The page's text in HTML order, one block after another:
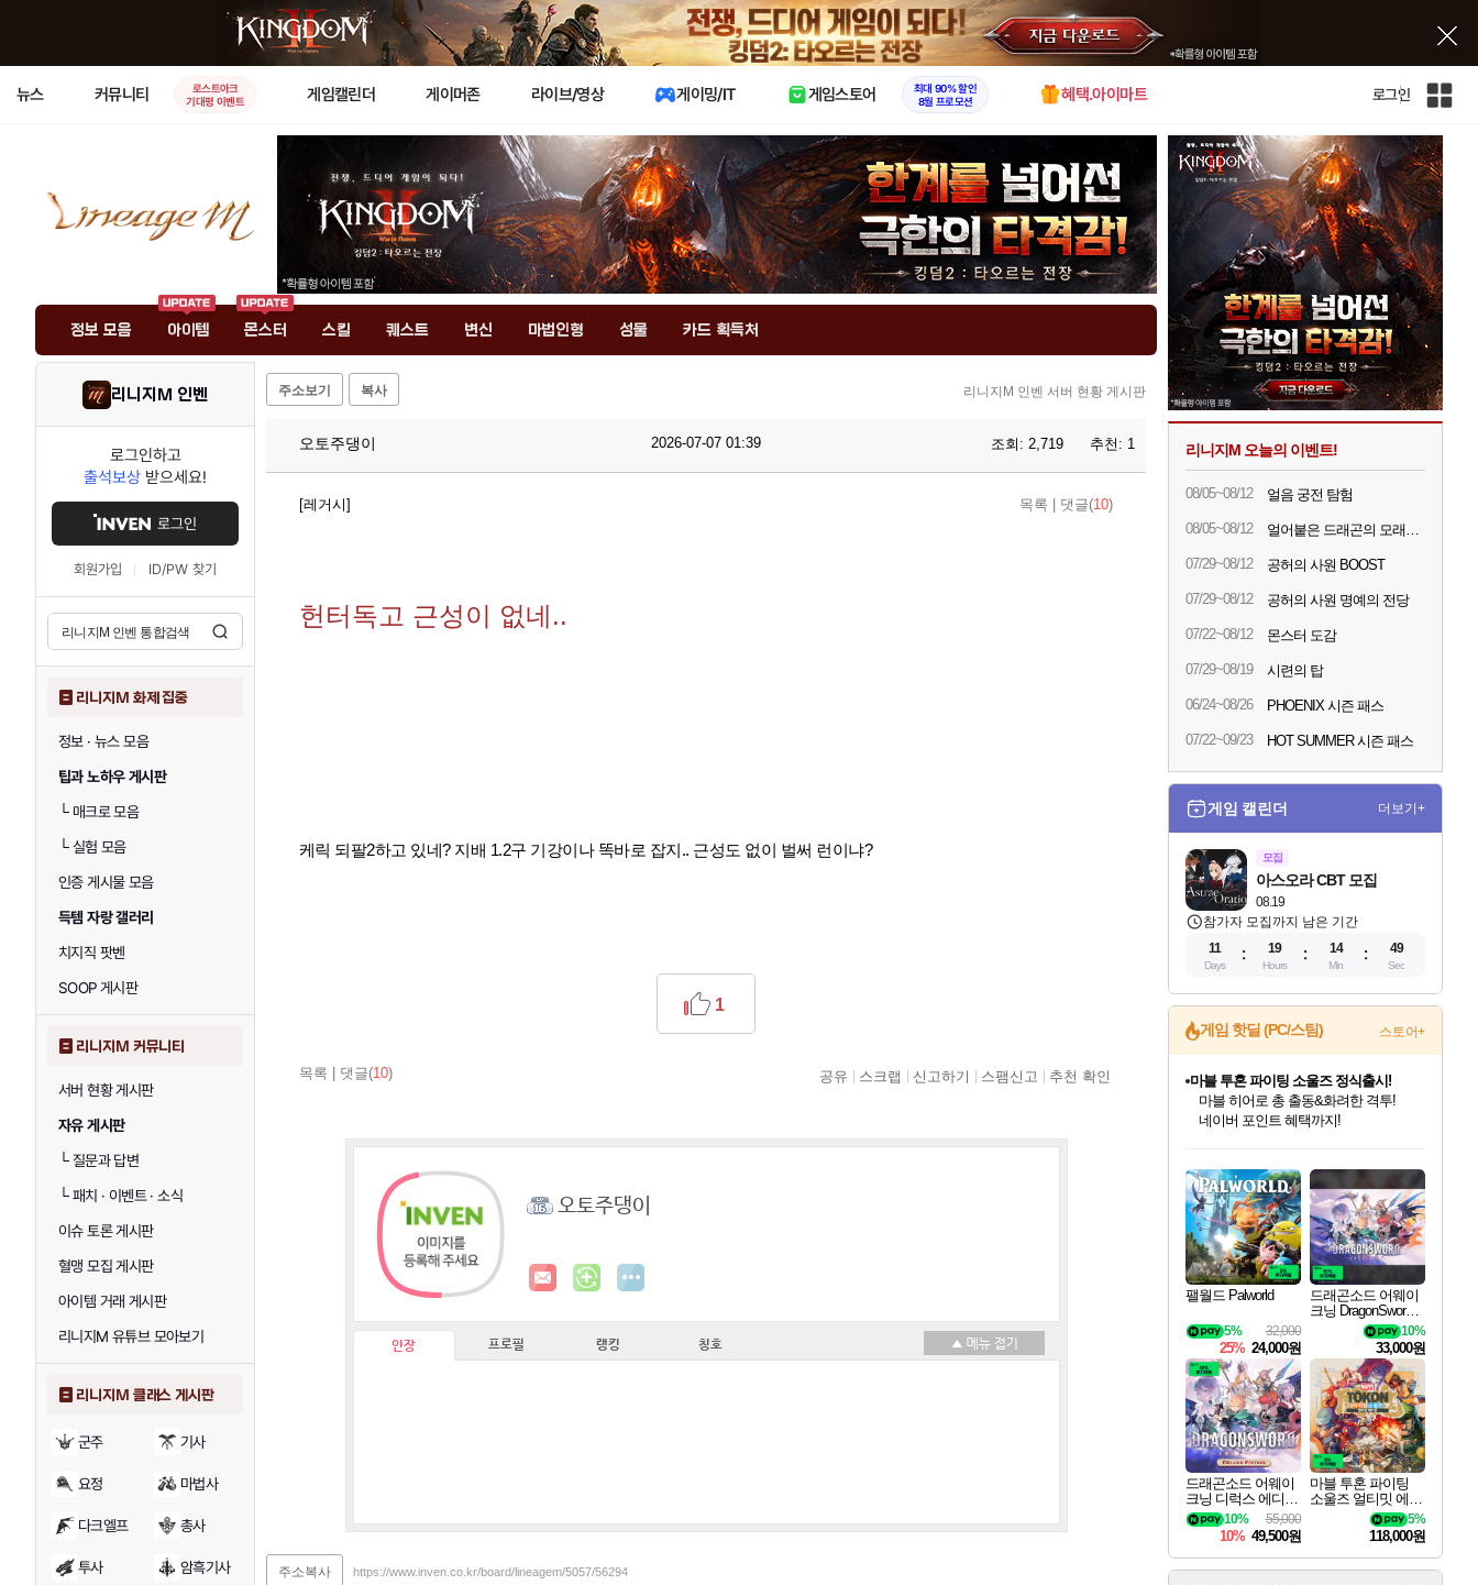
X
뉴스 커뮤니티
로스트아크
기대평 이벤트
게임캘린더 게이머존 라이브/영상 게이밍/IT 게임스토어
최대 90% 할인
8월 프로모션
혜택.아이마트 로그인
인
전
체
사
이
트
맵
정보 모음 아이템 몬스터 스킬 퀘스트 변신 마법인형 성물 카드 획득처
리니지M 인벤
로그인하고
출석보상 받으세요!
로그인
회원가입 ID/PW 찾기
리니지M 화제 집중
정보 · 뉴스 모음
팁과 노하우 게시판
└매크로 모음
└실험 모음
인증 게시물 모음
득템 자랑 갤러리
치지직 팟벤
SOOP 게시판
리니지M 커뮤니티
서버 현황 게시판
자유 게시판
└질문과 답변
└패치 · 이벤트 · 소식
이슈 토론 게시판
혈맹 모집 게시판
아이템 거래 게시판
리니지M 유튜브 모아보기
리니지M 클래스 게시판
군주 기사
요정 마법사
다크엘프 총사
투사 암흑기사
주소보기 복사 리니지M 인벤 서버 현황 게시판
오토주댕이 2026-07-07 01:39 조회: 2,719 추천: 1
[레거시] 목록 댓글(10)
헌터독고 근성이 없네..
케릭 되팔2하고 있네? 지배 1.2구 기강이나 똑바로 잡지.. 근성도 없이 벌써 런이냐?
목록 댓글(10)
1
공유 스크랩 신고하기 스팸신고 추천 확인
오토주댕이
인장 프로필 랭킹 칭호
주소복사 https://www.inven.co.kr/board/lineagem/5057/56294
리니지M 오늘의 이벤트!
08/05~08/12 얼음 궁전 탐험
08/05~08/12 얼어붙은 드래곤의 모래시계
07/29~08/12 공허의 사원 BOOST
07/29~08/12 공허의 사원 명예의 전당
07/22~08/12 몬스터 도감
07/29~08/19 시련의 탑
06/24~08/26 PHOENIX 시즌 패스
07/22~09/23 HOT SUMMER 시즌 패스
게임 캘린더 더보기+
모집
08.19
아스오라 CBT 모집
참가자 모집까지 남은 기간
11
Days
19
Hours
14
Min
48
Sec
게임 핫딜 (PC/스팀) 스토어+
최대 90% 할인가를 만나보세요!
네이버혜택과 함께 만나보세요!
50%할인&추가 적립까지!
마블 투혼 파이팅 소울즈 정식출시!
마블 히어로 총 출동&화려한 격투!
네이버 포인트 혜택까지!
이니&베니 혜택까지!
네이버 혜택가와 함께 예약하세요!
할인&네이버혜택으로 만나보세요!
네이버페이 혜택과 만나보세요!
40주년 프로모션으로 만나보세요!
할인가에 만나보세요!
일부 에디션 상시 할인!
혜택으로 예약 판매 중
편안하게 충전하세요
팰월드 Palworld
32,000
5%
25% 24,000원
드래곤소드 어웨이
크닝 DragonSword A
10%
33,000원
드래곤소드 어웨이
크닝 디럭스 에디션
DragonSword Awake
ning Deluxe Edition
55,000
10%
10% 49,500원
마블 투혼 파이팅
소울즈 얼티밋 에디
션 MARVEL Tokon
Fighting Souls Ultima
5%
118,000원